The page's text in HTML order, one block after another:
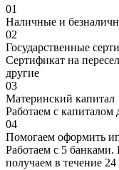
01
Наличные и
02
Государственные
Сертификат на
другие
03
Материнский капитал
Работаем с капиталом
04
Помогаем оформить
Работаем с 5
получаем в течение 24